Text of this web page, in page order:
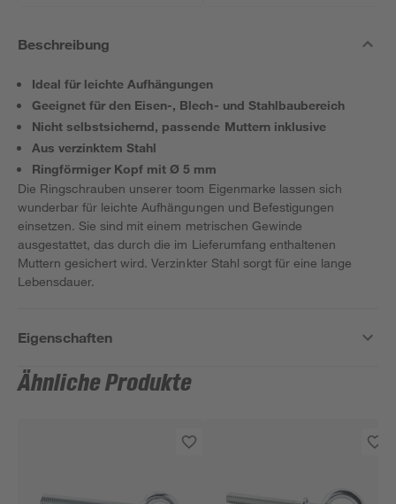
Beschreibung
Ideal für leichte Aufhängungen
Geeignet für den Eisen-, Blech- und Stahlbaubereich
Nicht selbstsichernd, passende Muttern inklusive
Aus verzinktem Stahl
Ringförmiger Kopf mit Ø 5 mm
Die Ringschrauben unserer toom Eigenmarke lassen sich
wunderbar für leichte Aufhängungen und Befestigungen
einsetzen. Sie sind mit einem metrischen Gewinde
ausgestattet, das durch die im Lieferumfang enthaltenen
Muttern gesichert wird. Verzinkter Stahl sorgt für eine lange
Lebensdauer.
Eigenschaften
Ähnliche Produkte